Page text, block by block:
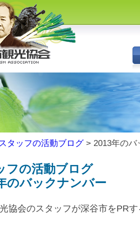
部町・花園町・
情報
タッフの活動ブログ> 2013年のバ
フの活動ブログ
のバックナンバー
協会のスタッフが深谷市をPR